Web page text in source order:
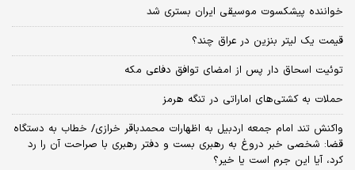
خواننده پیشکسوت موسیقی ایران بستری شد
قیمت یک لیتر بنزین در عراق چند؟
توئیت اسحاق دار پس از امضای توافق دفاعی مکه
حملات به کشتی‌های اماراتی در تنگه هرمز
واکنش تند امام جمعه اردبیل به اظهارات محمدباقر خرازی/ خطاب به دستگاه
قضا: شخصی خبر دروغ به رهبری بست و دفتر رهبری با صراحت آن را رد
کرد، آیا این جرم است یا خیر؟